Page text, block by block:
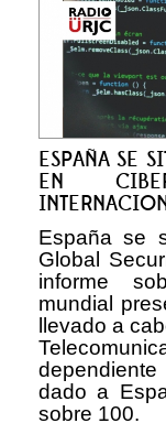
ESPAÑA SE
EN
España se
Global
informe
mundial
llevado a
dado a
sobre 100.